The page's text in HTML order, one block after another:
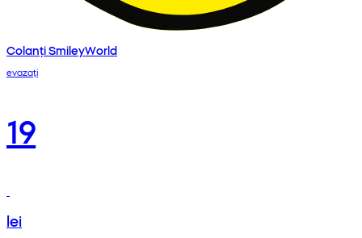
Colanți SmileyWorld
evazați
19
lei